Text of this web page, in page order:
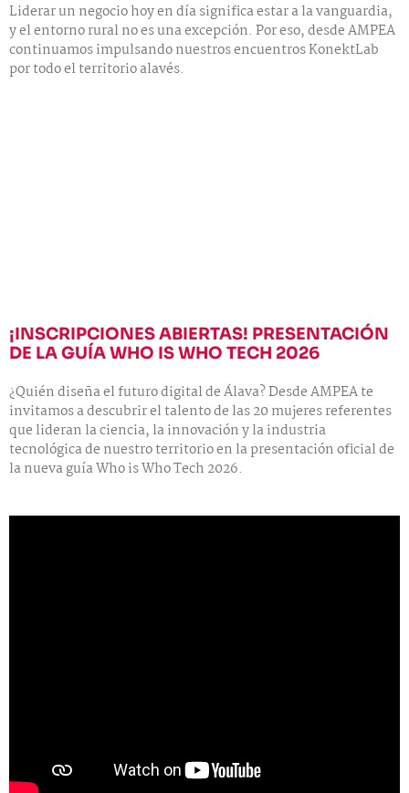
Liderar un negocio hoy en día significa estar a la vanguardia,
y el entorno rural no es una excepción. Por eso, desde AMPEA
continuamos impulsando nuestros encuentros KonektLab
por todo el territorio alavés.
¡INSCRIPCIONES ABIERTAS! PRESENTACIÓN
DE LA GUÍA WHO IS WHO TECH 2026
¿Quién diseña el futuro digital de Álava? Desde AMPEA te
invitamos a descubrir el talento de las 20 mujeres referentes
que lideran la ciencia, la innovación y la industria
tecnológica de nuestro territorio en la presentación oficial de
la nueva guía Who is Who Tech 2026.